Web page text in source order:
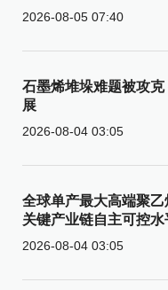
2026-08-05 07:40
石墨烯堆垛难题被攻
展
2026-08-04 03:05
全球单产最大高端聚
关键产业链自主可控水
2026-08-04 03:05